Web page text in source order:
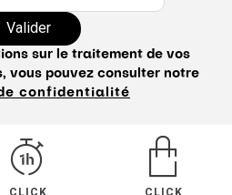
Valider
sur le traitement de vos
vous pouvez consulter notre
confidentialité
CLICK
CLICK